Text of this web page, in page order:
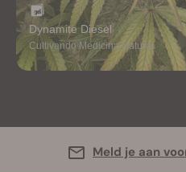
Dynamite Diesel
Cultivando Medicina Natural
Meld je aan